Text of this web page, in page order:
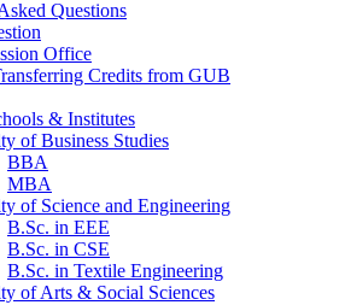
Questions
Office
Credits from GUB
& Institutes
of Business Studies
BBA
MBA
of Science and Engineering
B.Sc. in EEE
B.Sc. in CSE
B.Sc. in Textile Engineering
of Arts & Social Sciences